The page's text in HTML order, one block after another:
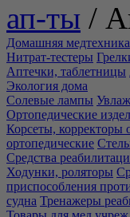
ап-ты /
Домашняя медтехника
Нитрат-тестеры
Аптечки, таблетницы
Экология дома
Солевые лампы
Ортопедические
Корсеты, корректоры
ортопедические
Средства
Ходунки, роляторы
приспособления
судна Тренажеры